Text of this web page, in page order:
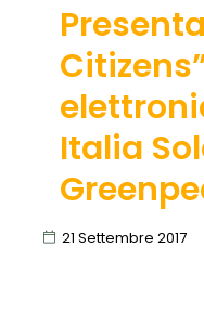
Italia
21 Settembre 2017